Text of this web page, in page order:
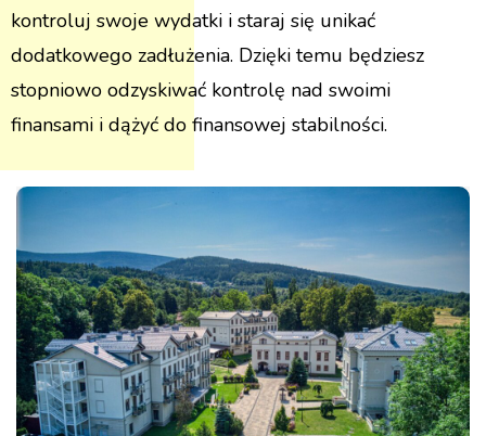
kontroluj swoje wydatki i staraj się unikać
dodatkowego zadłużenia. Dzięki temu będziesz
stopniowo odzyskiwać kontrolę nad swoimi
finansami i dążyć do finansowej stabilności.